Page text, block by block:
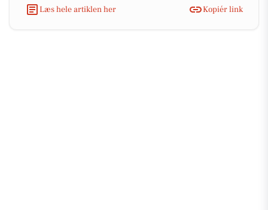
Læs hele artiklen her
Kopiér link